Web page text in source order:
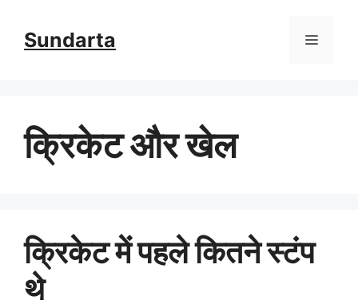
Sundarta Menu
क्रिकेट और खेल
क्रिकेट में पहले कितने स्टंप
थे